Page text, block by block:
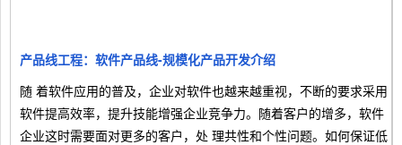
产品线工程：软件产品线-规模化产品开发介绍
随 着软件应用的普及，企业对软件也越来越重视，不断的要求采用
软件提高效率，提升技能增强企业竞争力。随着客户的增多，软件
企业这时需要面对更多的客户，处 理共性和个性问题。如何保证低